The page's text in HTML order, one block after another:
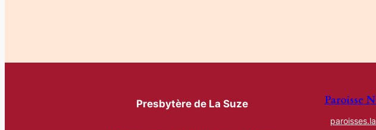
Presbytère de La Suze Paroisse